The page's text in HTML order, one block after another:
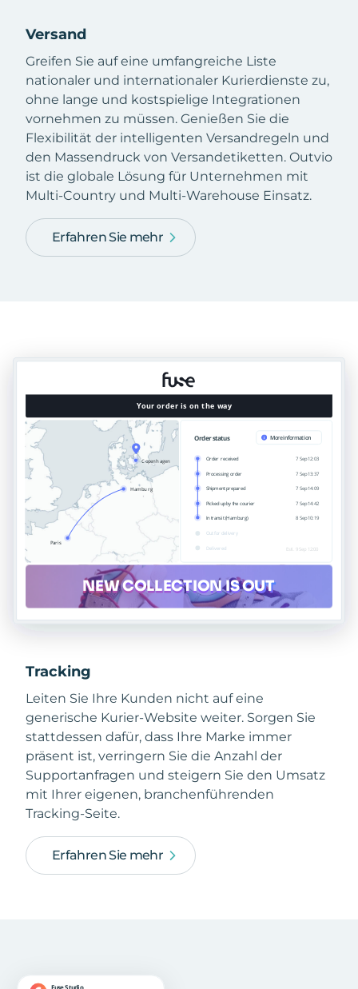
Versand
Greifen Sie auf eine umfangreiche Liste
nationaler und internationaler Kurierdienste zu,
ohne lange und kostspielige Integrationen
vornehmen zu müssen. Genießen Sie die
Flexibilität der intelligenten Versandregeln und
den Massendruck von Versandetiketten. Outvio
ist die globale Lösung für Unternehmen mit
Multi-Country und Multi-Warehouse Einsatz.
Erfahren Sie mehr
Tracking
Leiten Sie Ihre Kunden nicht auf eine
generische Kurier-Website weiter. Sorgen Sie
stattdessen dafür, dass Ihre Marke immer
präsent ist, verringern Sie die Anzahl der
Supportanfragen und steigern Sie den Umsatz
mit Ihrer eigenen, branchenführenden
Tracking-Seite.
Erfahren Sie mehr